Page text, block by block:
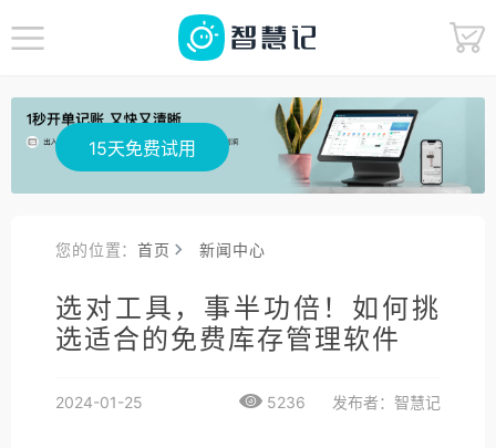
15天免费试用
您的位置：首页 新闻中心
选对工具，事半功倍！如何挑
选适合的免费库存管理软件
2024-01-25 5236 发布者：智慧记